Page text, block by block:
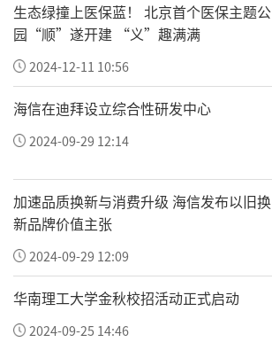
生态绿撞上医保蓝！ 北京首个医保主题公
园“顺”遂开建 “义”趣满满
2024-12-11 10:56
海信在迪拜设立综合性研发中心
2024-09-29 12:14
加速品质换新与消费升级 海信发布以旧换
新品牌价值主张
2024-09-29 12:09
华南理工大学金秋校招活动正式启动
2024-09-25 14:46